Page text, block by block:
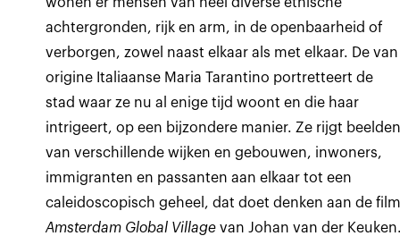
achtergronden, rijk en arm, in de openbaarheid of
verborgen, zowel naast elkaar als met elkaar. De van
origine Italiaanse Maria Tarantino portretteert de
stad waar ze nu al enige tijd woont en die haar
intrigeert, op een bijzondere manier. Ze rijgt
van verschillende wijken en gebouwen, inwoners,
immigranten en passanten aan elkaar tot een
caleidoscopisch geheel, dat doet denken aan de
Amsterdam Global Village van Johan van der